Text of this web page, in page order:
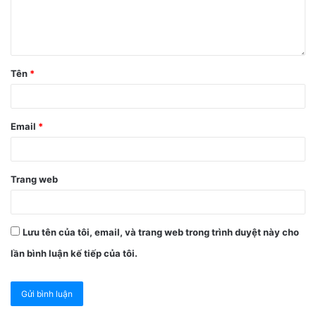
mới dùng iPhone.
Không cần cài thêm ứng dụng email bên ngoài vì
Hướng dẫn soạn email trong
ứng dụng Mail trên iPhone
Việc soạn email trong ứng dụng Mail trên iPhone khá
đơn giản và chỉ mất vài thao tác cơ bản.
chính để mở ứng dụng.
Tên *
Email *
Trang web
Lưu tên của tôi, email, và trang web trong trình duyệt này cho
lần bình luận kế tiếp của tôi.